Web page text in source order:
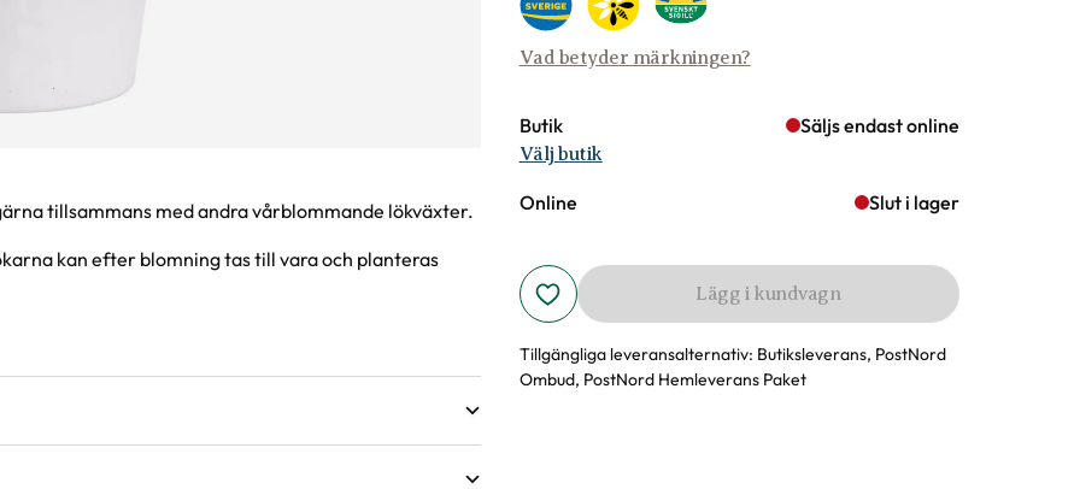
Vad betyder märkningen?
Butik Säljs endast online
Välj butik
Online Slut i lager
Lägg i kundvagn
Tillgängliga leveransalternativ: Butiksleverans, PostNord
Ombud, PostNord Hemleverans Paket
tillsammans med andra vårblommande lökväxter.
kan efter blomning tas till vara och planteras